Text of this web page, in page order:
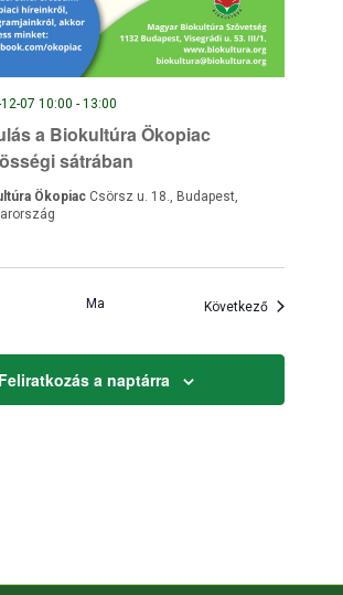
a Biokultúra Ökopiac
sátrában
07 10:00 -13:00
Ökopiac Csörsz u. 18., Budapest,
Ma KövetkezőEsemények
Feliratkozás a naptárra